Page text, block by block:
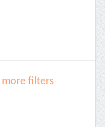
more filters